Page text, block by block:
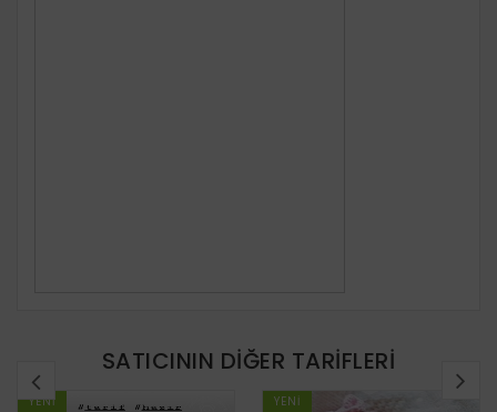
SATICININ DIĞER TARIFLERI
YENI YENI